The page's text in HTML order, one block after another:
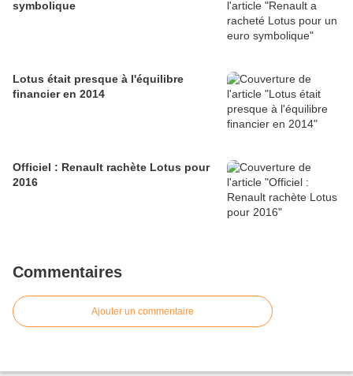
symbolique
Lotus était presque à l'équilibre
financier en 2014
Officiel : Renault rachète Lotus pour
2016
Commentaires
Ajouter un commentaire